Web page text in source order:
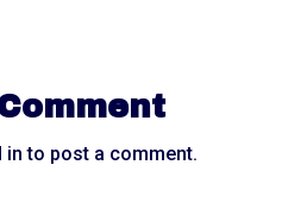
in to post a comment.